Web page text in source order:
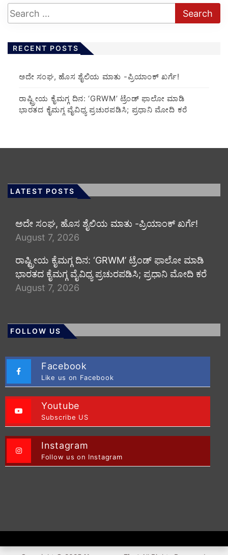
RECENT POSTS
ಅದೇ ಸಂಘ, ಹೊಸ ಶೈಲಿಯ ಮಾತು -ಪ್ರಿಯಾಂಕ್ ಖರ್ಗೆ!
ರಾಷ್ಟ್ರೀಯ ಕೈಮಗ್ಗ ದಿನ: ‘GRWM’ ಟ್ರೆಂಡ್ ಫಾಲೋ ಮಾಡಿ
ಭಾರತದ ಕೈಮಗ್ಗ ವೈವಿಧ್ಯ ಪ್ರಚುರಪಡಿಸಿ; ಪ್ರಧಾನಿ ಮೋದಿ ಕರೆ
LATEST POSTS
ಅದೇ ಸಂಘ, ಹೊಸ ಶೈಲಿಯ ಮಾತು -ಪ್ರಿಯಾಂಕ್ ಖರ್ಗೆ!
August 7, 2026
ರಾಷ್ಟ್ರೀಯ ಕೈಮಗ್ಗ ದಿನ: ‘GRWM’ ಟ್ರೆಂಡ್ ಫಾಲೋ ಮಾಡಿ
ಭಾರತದ ಕೈಮಗ್ಗ ವೈವಿಧ್ಯ ಪ್ರಚುರಪಡಿಸಿ; ಪ್ರಧಾನಿ ಮೋದಿ ಕರೆ
August 7, 2026
FOLLOW US
Facebook
Like us on Facebook
Youtube
Subscribe US
Instagram
Follow us on Instagram